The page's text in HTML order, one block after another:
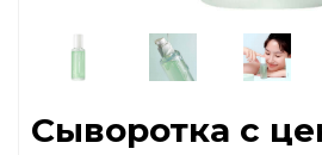
Сыворотка с